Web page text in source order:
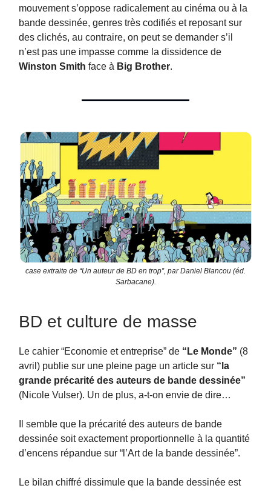
mouvement s’oppose radicalement au cinéma ou à la
bande dessinée, genres très codifiés et reposant sur
des clichés, au contraire, on peut se demander s’il
n’est pas une impasse comme la dissidence de
Winston Smith face à Big Brother.
case extraite de “Un auteur de BD en trop”, par Daniel Blancou (éd.
Sarbacane).
BD et culture de masse
Le cahier “Economie et entreprise” de “Le Monde” (8
avril) publie sur une pleine page un article sur “la
grande précarité des auteurs de bande dessinée”
(Nicole Vulser). Un de plus, a-t-on envie de dire…
Il semble que la précarité des auteurs de bande
dessinée soit exactement proportionnelle à la quantité
d’encens répandue sur “l’Art de la bande dessinée”.
Le bilan chiffré dissimule que la bande dessinée est